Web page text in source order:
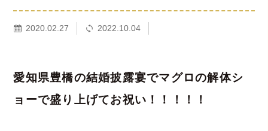
2020.02.27 2022.10.04
愛知県豊橋の結婚披露宴でマグロの解体シ
ョーで盛り上げてお祝い！！！！！